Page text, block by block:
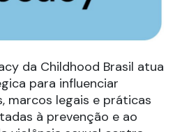
da Childhood Brasil atua
para influenciar
marcos legais e práticas
à prevenção e ao